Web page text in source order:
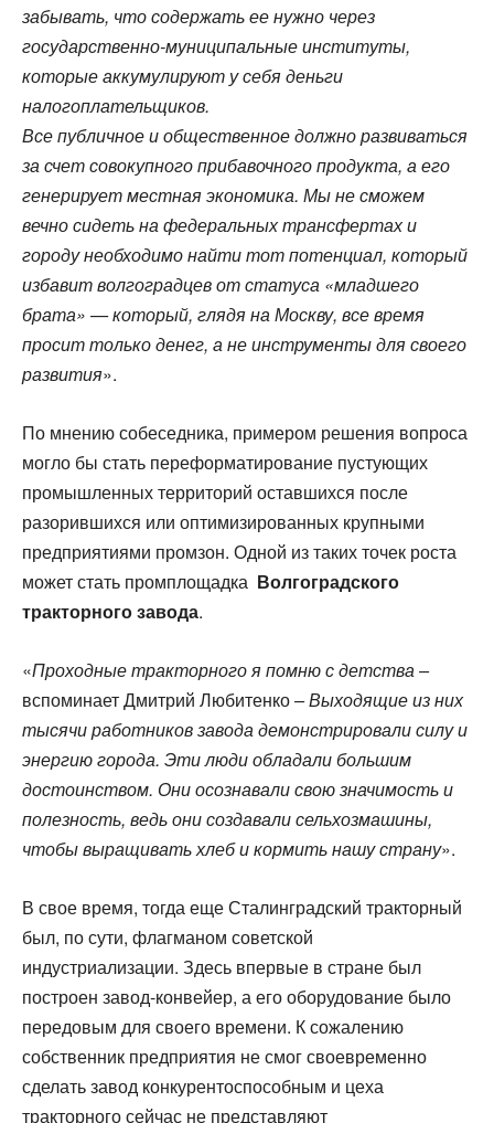
забывать, что содержать ее нужно через
государственно-муниципальные институты,
которые аккумулируют у себя деньги
налогоплательщиков.
Все публичное и общественное должно развиваться
за счет совокупного прибавочного продукта, а его
генерирует местная экономика. Мы не сможем
вечно сидеть на федеральных трансфертах и
городу необходимо найти тот потенциал, который
избавит волгоградцев от статуса «младшего
брата» — который, глядя на Москву, все время
просит только денег, а не инструменты для своего
развития».
По мнению собеседника, примером решения вопроса
могло бы стать переформатирование пустующих
промышленных территорий оставшихся после
разорившихся или оптимизированных крупными
предприятиями промзон. Одной из таких точек роста
может стать промплощадка Волгоградского
тракторного завода.
«Проходные тракторного я помню с детства –
вспоминает Дмитрий Любитенко– Выходящие из них
тысячи работников завода демонстрировали силу и
энергию города. Эти люди обладали большим
достоинством. Они осознавали свою значимость и
полезность, ведь они создавали сельхозмашины,
чтобы выращивать хлеб и кормить нашу страну».
В свое время, тогда еще Сталинградский тракторный
был, по сути, флагманом советской
индустриализации. Здесь впервые в стране был
построен завод-конвейер, а его оборудование было
передовым для своего времени. К сожалению
собственник предприятия не смог своевременно
сделать завод конкурентоспособным и цеха
тракторного сейчас не представляют